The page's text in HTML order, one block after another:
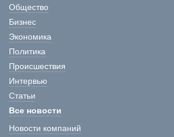
Общество
Бизнес
Экономика
Политика
Происшествия
Интервью
Статьи
Все новости
Новости компаний